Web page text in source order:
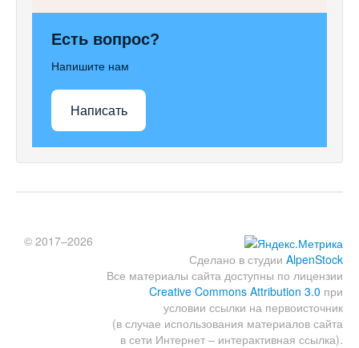
Есть вопрос?
Напишите нам
Написать
Сделано в студии AlpenStock
Все материалы сайта доступны по лицензии
Creative Commons Attribution 3.0 при
условии ссылки на первоисточник
(в случае использования материалов сайта
в сети Интернет – интерактивная ссылка).
© 2017–2026